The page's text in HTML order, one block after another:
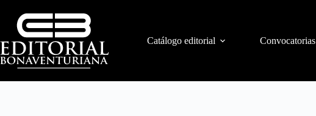
Catálogo editorial Convocatorias